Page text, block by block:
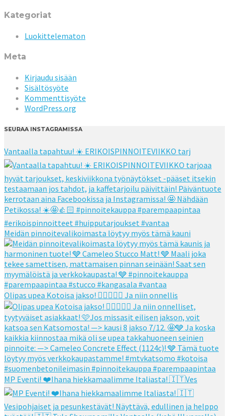
Kategoriat
Luokittelematon
Meta
Kirjaudu sisään
Sisältösyöte
Kommenttisyöte
WordPress.org
SEURAA INSTAGRAMISSA
Vantaalla tapahtuu! ☀️ ERIKOISPINNOITEVIIKKO tarj
Meidän pinnoitevalikoimasta löytyy myös tämä kauni
Olipas upea Kotoisa jakso! 👌🏻👌🏻🧡 Ja niin onnellis
MP Eventi! ❤️Ihana hiekkamaalimme Italiasta! 🇮🇹Ves